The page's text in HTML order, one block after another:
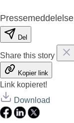
Pressemeddelelse
Del
Share this story
Kopier link
Link kopieret!
Download